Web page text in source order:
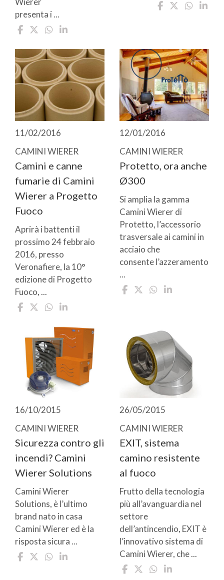
presenta i ...
11/02/2016
CAMINI WIERER
Camini e canne
fumarie di Camini
Wierer a Progetto
Fuoco
Aprirà i battenti il
prossimo 24 febbraio
2016, presso
Veronafiere, la 10°
edizione di Progetto
Fuoco, ...
12/01/2016
CAMINI WIERER
Protetto, ora anche
Ø300
Si amplia la gamma
Camini Wierer di
Protetto, l’accessorio
trasversale ai camini in
acciaio che
consente l’azzeramento
...
16/10/2015
CAMINI WIERER
Sicurezza contro gli
incendi? Camini
Wierer Solutions
Camini Wierer
Solutions, è l’ultimo
brand nato in casa
Camini Wierer ed è la
risposta sicura ...
26/05/2015
CAMINI WIERER
EXIT, sistema
camino resistente
al fuoco
Frutto della tecnologia
più all’avanguardia nel
settore
dell’antincendio, EXIT è
l’innovativo sistema di
Camini Wierer, che ...